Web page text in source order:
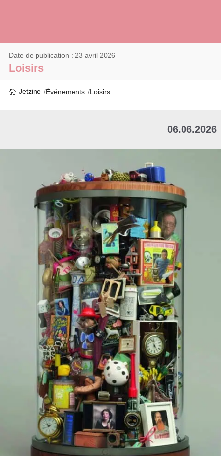
Loisirs
Date de publication : 23 avril 2026
Jetzine Événements Loisirs
06.06.2026